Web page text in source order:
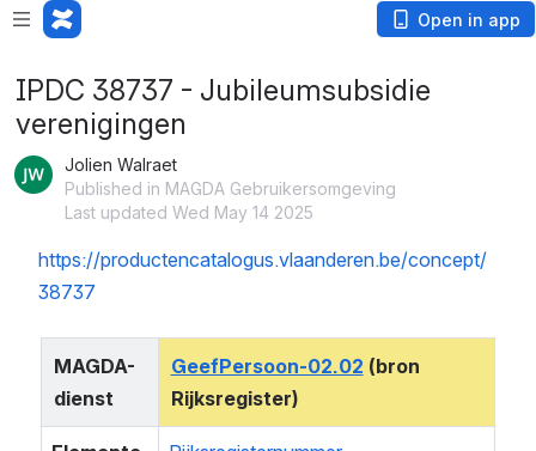
Open in app
IPDC 38737 - Jubileumsubsidie
verenigingen
Jolien Walraet
Published in MAGDA Gebruikersomgeving
Last updated Wed May 14 2025
https://productencatalogus.vlaanderen.be/concept/
38737
MAGDA-
dienst
GeefPersoon-02.02 (bron
Rijksregister)